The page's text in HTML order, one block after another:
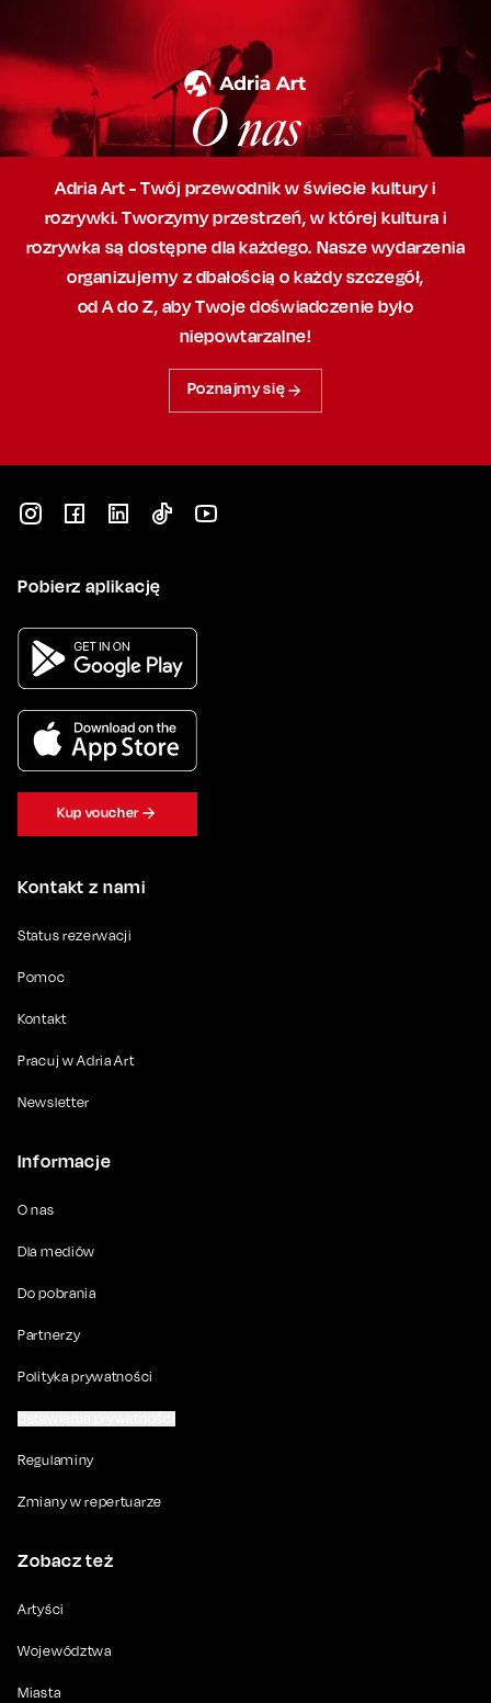
O nas
Adria Art - Twój przewodnik w świecie kultury i
rozrywki. Tworzymy przestrzeń,w której kultura i
rozrywka są dostępne dla każdego. Nasze wydarzenia
organizujemy z dbałością o każdy szczegół,
od A do Z, abyTwoje doświadczenie było
niepowtarzalne!
Poznajmy się
Kontakt z nami
Status rezerwacji
Pomoc
Kontakt
Pracuj w Adria Art
Newsletter
Informacje
O nas
Dla mediów
Do pobrania
Partnerzy
Polityka prywatności
Regulaminy
Zmiany w repertuarze
Zobacz też
Artyści
Województwa
Miasta
Pobierz aplikację
Kup voucher